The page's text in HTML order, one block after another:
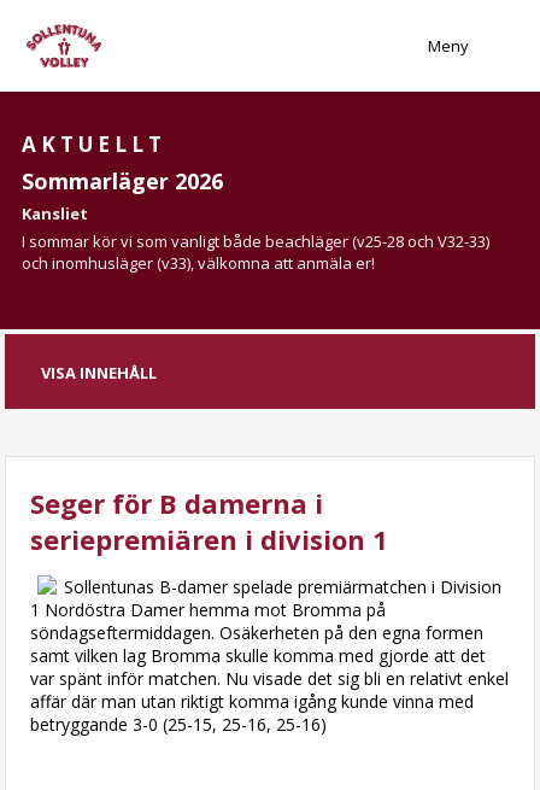
Meny
AKTUELLT
Sommarläger 2026
Kansliet
I sommar kör vi som vanligt både beachläger (v25-28 och V32-33)
och inomhusläger (v33), välkomna att anmäla er!
VISA INNEHÅLL
Seger för B damerna i
seriepremiären i division 1
Sollentunas B-damer spelade premiärmatchen i Division
1 Nordöstra Damer hemma mot Bromma på
söndagseftermiddagen. Osäkerheten på den egna formen
samt vilken lag Bromma skulle komma med gjorde att det
var spänt inför matchen. Nu visade det sig bli en relativt enkel
affär där man utan riktigt komma igång kunde vinna med
betryggande 3-0 (25-15, 25-16, 25-16)